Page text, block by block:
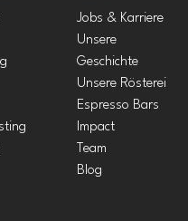
Jobs & Karriere
Unsere
Geschichte
Unsere Rösterei
Espresso Bars
Impact
Team
Blog